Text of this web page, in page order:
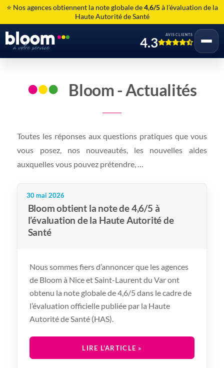
⭐ Nos agences obtiennent la note globale de4,6/5à l’évaluation de la
Haute Autorité de Santé
AVIS CLIENTS
4.3
Bloom - Actualités
Toutes les réponses aux questions pratiques que vous
vous posez, nos nouveautés, les nouvelles aides
auxquelles vous pouvez prétendre, …
30 mai 2026
Bloom obtient la note de 4,6/5 à
l’évaluation de la Haute Autorité de
Santé
Nous sommes fiers d’annoncer que les agences
de Bloom à Nice et Saint-Laurent du Var ont
obtenu la note globale de 4,6/5 dans le cadre de
l’évaluation officielle publiée par la Haute
Autorité de Santé (HAS).
LIRE L'ARTICLE »